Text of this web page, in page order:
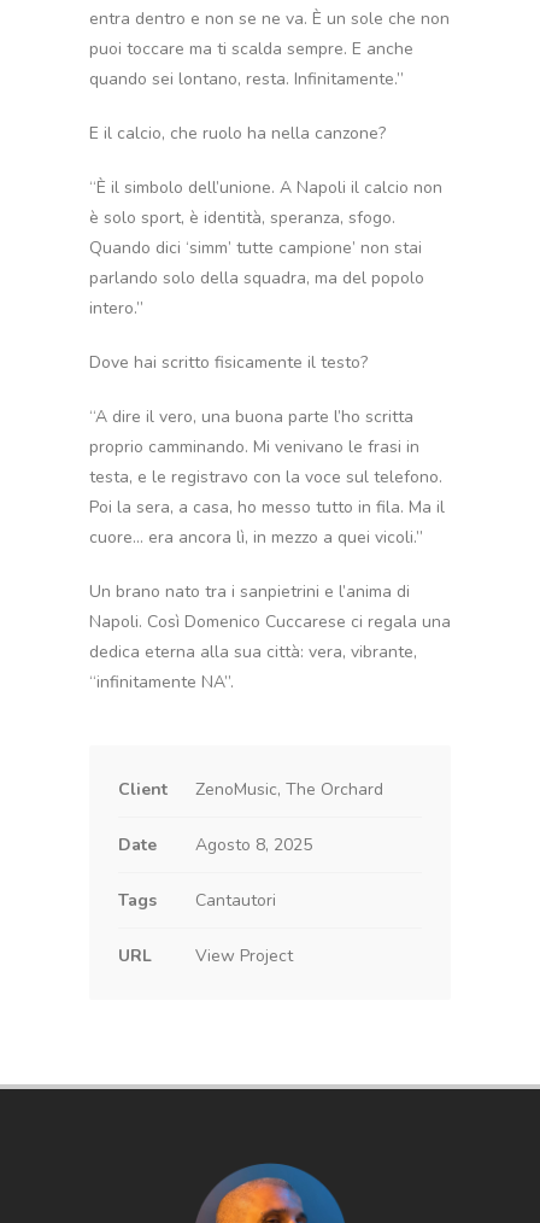
entra dentro e non se ne va. È un sole che non
puoi toccare ma ti scalda sempre. E anche
quando sei lontano, resta. Infinitamente.”
E il calcio, che ruolo ha nella canzone?
“È il simbolo dell’unione. A Napoli il calcio non
è solo sport, è identità, speranza, sfogo.
Quando dici ‘simm’ tutte campione’ non stai
parlando solo della squadra, ma del popolo
intero.”
Dove hai scritto fisicamente il testo?
“A dire il vero, una buona parte l’ho scritta
proprio camminando. Mi venivano le frasi in
testa, e le registravo con la voce sul telefono.
Poi la sera, a casa, ho messo tutto in fila. Ma il
cuore… era ancora lì, in mezzo a quei vicoli.”
Un brano nato tra i sanpietrini e l’anima di
Napoli. Così Domenico Cuccarese ci regala una
dedica eterna alla sua città: vera, vibrante,
“infinitamente NA”.
Client ZenoMusic, The Orchard
Date Agosto 8, 2025
Tags Cantautori
URL View Project